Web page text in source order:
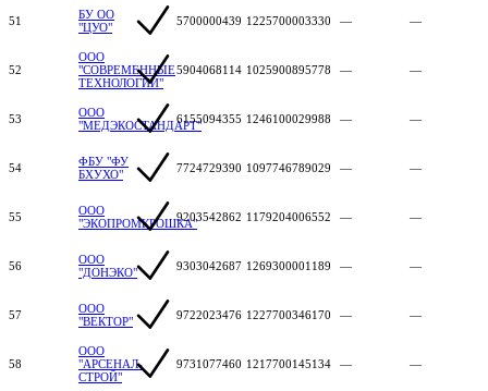
51
БУ ОО
"ЦУО"
5700000439 1225700003330 — —
52
ООО
"СОВРЕМЕННЫЕ
ТЕХНОЛОГИИ"
5904068114 1025900895778 — —
53
ООО
"МЕДЭКОСТАНДАРТ"6155094355 1246100029988 — —
54
ФБУ "ФУ
БХУХО"
7724729390 1097746789029 — —
55
ООО
"ЭКОПРОМКРОШКА"9203542862 1179204006552 — —
56
ООО
"ДОНЭКО"
9303042687 1269300001189 — —
57
ООО
"ВЕКТОР"
9722023476 1227700346170 — —
58
ООО
"АРСЕНАЛ-
СТРОЙ"
9731077460 1217700145134 — —